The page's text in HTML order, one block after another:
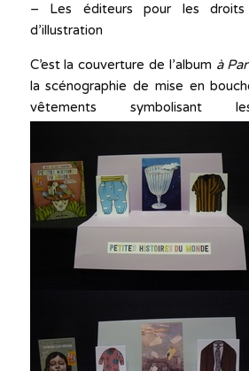
– Les éditeurs pour les droits
d’illustration
C’est la couverture de l’album à
la scénographie de mise en
vêtements symbolisant